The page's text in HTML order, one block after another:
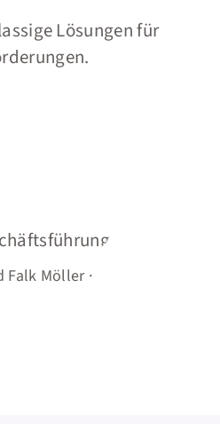
Lösungen für
Möller ·